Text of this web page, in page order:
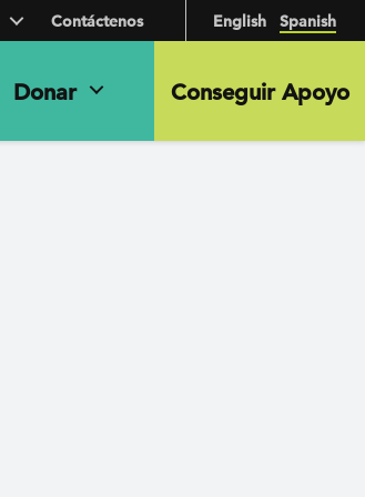
English Spanish
Donar Conseguir Apoyo
Contáctenos